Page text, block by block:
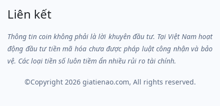
Liên kết
Thông tin coin không phải là lời khuyên đầu tư. Tại Việt Nam hoạt
động đầu tư tiền mã hóa chưa được pháp luật công nhận và bảo
vệ. Các loại tiền số luôn tiềm ẩn nhiều rủi ro tài chính.
©Copyright 2026 giatienao.com, All rights reserved.